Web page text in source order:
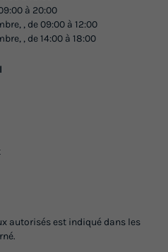
à 20:00
, de 09:00 à 12:00
, de 14:00 à 18:00
autorisés est indiqué dans les